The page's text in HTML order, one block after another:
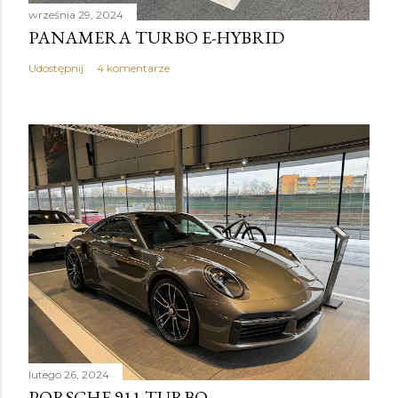
września 29, 2024
PANAMERA TURBO E-HYBRID
Udostępnij 4 komentarze
lutego 26, 2024